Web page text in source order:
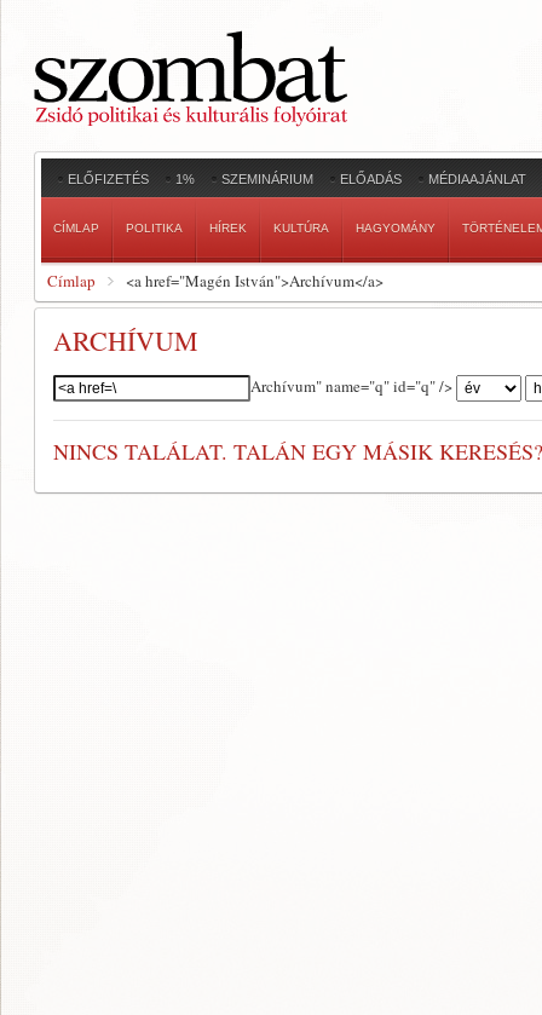
ELŐFIZETÉS 1% SZEMINÁRIUM ELŐADÁS MÉDIAAJÁNLAT
CÍMLAP POLITIKA HÍREK KULTÚRA HAGYOMÁNY
Címlap <a href="Magén István">Archívum</a>
ARCHÍVUM
Szerző: Archívum" name="q" id="q" />
NINCS TALÁLAT. TALÁN EGY MÁSIK KERESÉS?